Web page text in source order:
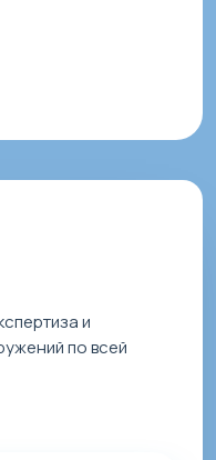
и
по всей